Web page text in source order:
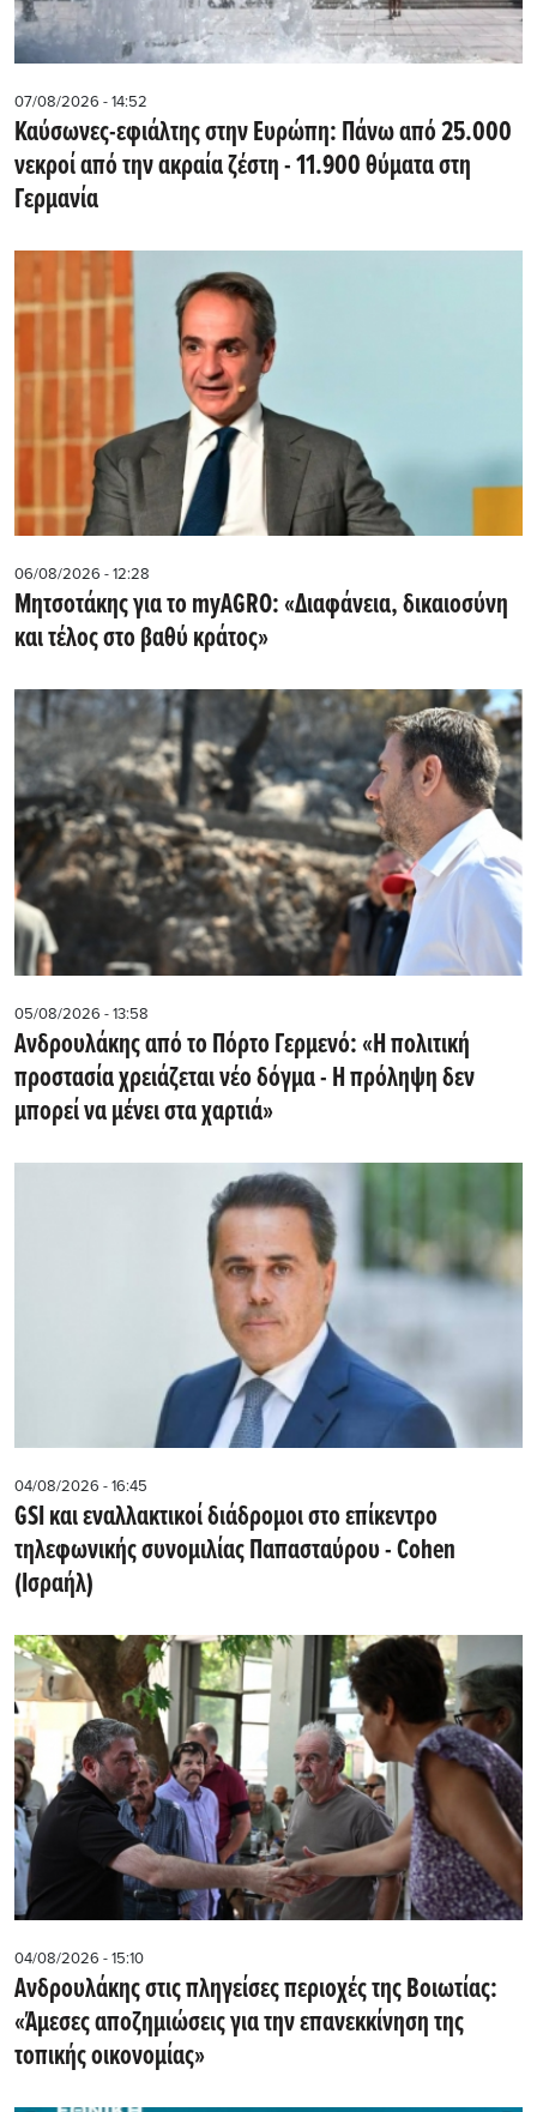
07/08/2026 - 14:52
Καύσωνες-εφιάλτης στην Ευρώπη: Πάνω από 25.000
νεκροί από την ακραία ζέστη - 11.900 θύματα στη
Γερμανία
06/08/2026 - 12:28
Μητσοτάκης για το myAGRO: «Διαφάνεια, δικαιοσύνη
και τέλος στο βαθύ κράτος»
05/08/2026 - 13:58
Ανδρουλάκης από το Πόρτο Γερμενό: «Η πολιτική
προστασία χρειάζεται νέο δόγμα - Η πρόληψη δεν
μπορεί να μένει στα χαρτιά»
04/08/2026 - 16:45
GSI και εναλλακτικοί διάδρομοι στο επίκεντρο
τηλεφωνικής συνομιλίας Παπασταύρου - Cohen
(Ισραήλ)
04/08/2026 - 15:10
Ανδρουλάκης στις πληγείσες περιοχές της Βοιωτίας:
«Άμεσες αποζημιώσεις για την επανεκκίνηση της
τοπικής οικονομίας»